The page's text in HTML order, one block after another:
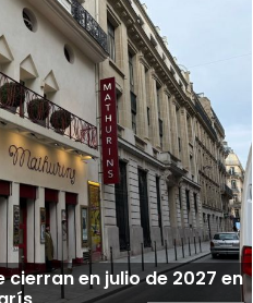
en julio de 2027 en